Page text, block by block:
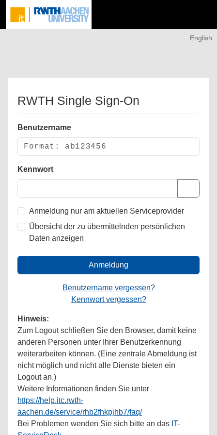
English
RWTH Single Sign-On
Benutzername
Kennwort
Anmeldung nur am aktuellen Serviceprovider
Übersicht der zu übermittelnden persönlichen
Daten anzeigen
Anmeldung
Benutzername vergessen?
Kennwort vergessen?
Hinweis:
Zum Logout schließen Sie den Browser, damit keine
anderen Personen unter Ihrer Benutzerkennung
weiterarbeiten können. (Eine zentrale Abmeldung ist
nicht möglich und nicht alle Dienste bieten ein
Logout an.)
Weitere Informationen finden Sie unter
https://help.itc.rwth-
aachen.de/service/rhb2fhkpjhb7/faq/
Bei Problemen wenden Sie sich bitte an das IT-